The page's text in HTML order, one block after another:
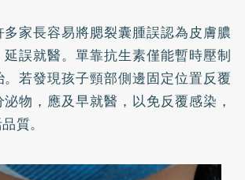
家長容易將腮裂囊腫誤認為皮膚膿
誤就醫。單靠抗生素僅能暫時壓制
若發現孩子頸部側邊固定位置反覆
物，應及早就醫，以免反覆感染，
質。